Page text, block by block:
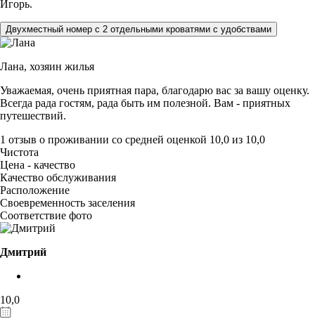
Игорь.
Двухместный номер с 2 отдельными кроватями с удобствами
Лана, хозяин жилья
Уважаемая, очень приятная пара, благодарю вас за вашу оценку.
Всегда рада гостям, рада быть им полезной. Вам - приятных
путешествий.
1 отзыв о проживании со средней оценкой 10,0 из 10,0
Чистота
Цена - качество
Качество обслуживания
Расположение
Своевременность заселения
Соответствие фото
Дмитрий
10,0